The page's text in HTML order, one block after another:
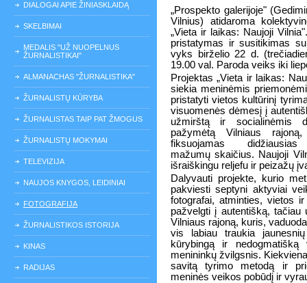
DIALOGAI APIE ŽINIASKLAIDĄ
SKELBIMAI
MEDALIS "UŽ NUOPELNUS
ŽURNALISTIKAI"
ALMANACHAS "ŽURNALISTIKA"
ŽURNALISTŲ KŪRYBA
ŽURNALISTAS TAIP PAT ŽMOGUS
ŽURNALISTŲ MOKYMAI
TELEVIZIJA
NAUJOS KNYGOS, LEIDINIAI
FOTOGRAFIJA
ŽURNALISTIKOS ISTORIJA
KINAS
RADIJAS
„Prospekto galerijoje"
Vilnius) atidaroma
„Vieta ir laikas: Naujoji
pristatymas ir susitikimas
vyks birželio 22 d.
19.00 val. Paroda veiks iki
Projektas „Vieta ir laikas:
siekia meninėmis
pristatyti vietos kultūrinį
visuomenės dėmesį į
užmirštą ir socialinėmis
pažymėtą Vilniaus
fiksuojamas
mažumų skaičius. Naujoji
išraiškingu reljefu ir peizažų
Dalyvauti projekte, kurio
pakviesti septyni aktyviai
fotografai, atminties, vietos
pažvelgti į autentišką,
Vilniaus rajoną, kuris,
vis labiau traukia
kūrybingą ir nedogmatišką
menininkų žvilgsnis.
savitą tyrimo metodą ir
meninės veikos pobūdį ir